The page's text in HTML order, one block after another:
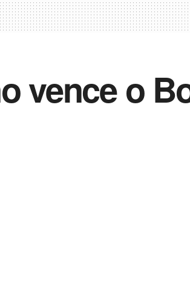
vence o